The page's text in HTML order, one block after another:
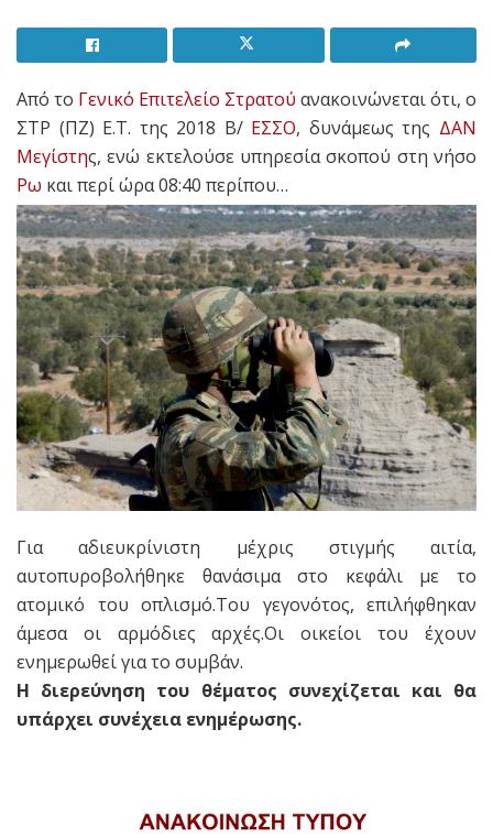
Από το Γενικό Επιτελείο Στρατού ανακοινώνεται ότι, ο
ΣΤΡ (ΠΖ) Ε.Τ. της 2018 Β/ ΕΣΣΟ, δυνάμεως της ΔΑΝ
Μεγίστης, ενώ εκτελούσε υπηρεσία σκοπού στη νήσο
Ρω και περί ώρα 08:40 περίπου…
Για αδιευκρίνιστη μέχρις στιγμής αιτία,
αυτοπυροβολήθηκε θανάσιμα στο κεφάλι με το
ατομικό του οπλισμό.Του γεγονότος, επιλήφθηκαν
άμεσα οι αρμόδιες αρχές.Οι οικείοι του έχουν
ενημερωθεί για το συμβάν.
Η διερεύνηση του θέματος συνεχίζεται και θα
υπάρχει συνέχεια ενημέρωσης.